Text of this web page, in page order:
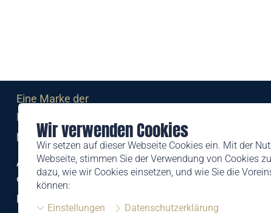
Wir verwenden Cookies
Wir setzen auf dieser Webseite Cookies ein. Mit der
Webseite, stimmen Sie der Verwendung von Cookies
dazu, wie wir Cookies einsetzen, und wie Sie die
können:
Einstellungen
Datenschutzerklärung
Eine Marke der
Liechtensteinischen Post AG
post.li
Alte Zollstrasse 11
9494 Schaan
Liechtenstein